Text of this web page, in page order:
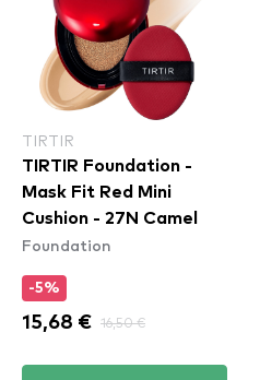
TIRTIR
TIRTIR Foundation -
Mask Fit Red Mini
Cushion - 27N Camel
Foundation
-5%
15,68 € 16,50 €